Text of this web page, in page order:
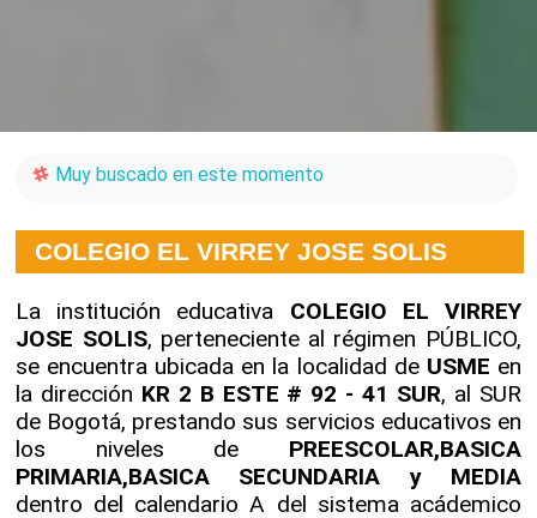
Muy buscado en este momento
COLEGIO EL VIRREY JOSE SOLIS
La institución educativa COLEGIO EL VIRREY
JOSE SOLIS, perteneciente al régimen PÚBLICO,
se encuentra ubicada en la localidad de USME en
la dirección KR 2 B ESTE # 92 - 41 SUR, al SUR
de Bogotá, prestando sus servicios educativos en
los niveles de PREESCOLAR,BASICA
PRIMARIA,BASICA SECUNDARIA y MEDIA
dentro del calendario A del sistema acádemico